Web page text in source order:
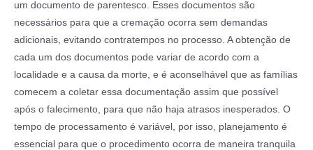
um documento de parentesco. Esses documentos são
necessários para que a cremação ocorra sem demandas
adicionais, evitando contratempos no processo. A obtenção de
cada um dos documentos pode variar de acordo com a
localidade e a causa da morte, e é aconselhável que as famílias
comecem a coletar essa documentação assim que possível
após o falecimento, para que não haja atrasos inesperados. O
tempo de processamento é variável, por isso, planejamento é
essencial para que o procedimento ocorra de maneira tranquila